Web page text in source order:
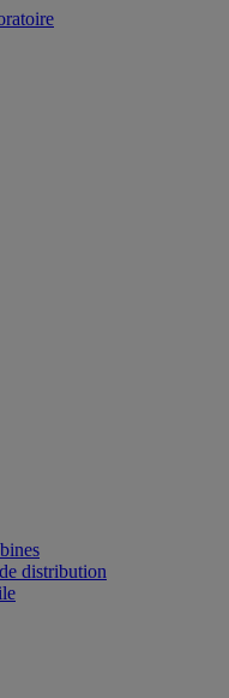
distribution